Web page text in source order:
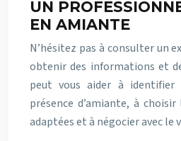
UN
EN AMIANTE
N’hésitez pas à consulter un
obtenir des informations et
peut vous aider à
présence d’amiante, à
adaptées et à négocier avec le